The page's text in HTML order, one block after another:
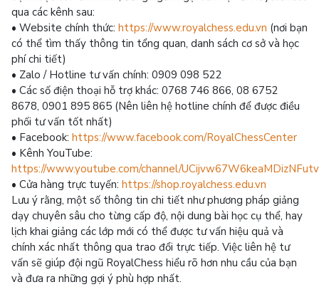
qua các kênh sau:
• Website chính thức: https://www.royalchess.edu.vn (nơi bạn
có thể tìm thấy thông tin tổng quan, danh sách cơ sở và học
phí chi tiết)
• Zalo / Hotline tư vấn chính: 0909 098 522
• Các số điện thoại hỗ trợ khác: 0768 746 866, 08 6752
8678, 0901 895 865 (Nên liên hệ hotline chính để được điều
phối tư vấn tốt nhất)
• Facebook: https://www.facebook.com/RoyalChessCenter
• Kênh YouTube:
https://www.youtube.com/channel/
• Cửa hàng trực tuyến: https://shop.royalchess.edu.vn
Lưu ý rằng, một số thông tin chi tiết như phương pháp giảng
dạy chuyên sâu cho từng cấp độ, nội dung bài học cụ thể, hay
lịch khai giảng các lớp mới có thể được tư vấn hiệu quả và
chính xác nhất thông qua trao đổi trực tiếp. Việc liên hệ tư
vấn sẽ giúp đội ngũ RoyalChess hiểu rõ hơn nhu cầu của bạn
và đưa ra những gợi ý phù hợp nhất.